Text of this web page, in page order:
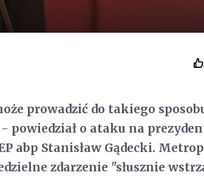
prowadzić do takiego
powiedział o ataku na
abp Stanisław Gądecki.
zdarzenie "słusznie